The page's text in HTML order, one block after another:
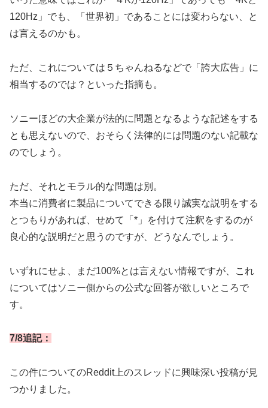
120Hz」でも、「世界初」であることには変わらない、と
は言えるのかも。
ただ、これについては５ちゃんねるなどで「誇大広告」に
相当するのでは？といった指摘も。
ソニーほどの大企業が法的に問題となるような記述をする
とも思えないので、おそらく法律的には問題のない記載な
のでしょう。
ただ、それとモラル的な問題は別。
本当に消費者に製品についてできる限り誠実な説明をする
とつもりがあれば、せめて「*」を付けて注釈をするのが
良心的な説明だと思うのですが、どうなんでしょう。
いずれにせよ、まだ100%とは言えない情報ですが、これ
についてはソニー側からの公式な回答が欲しいところで
す。
7/8追記：
この件についてのReddit上のスレッドに興味深い投稿が見
つかりました。